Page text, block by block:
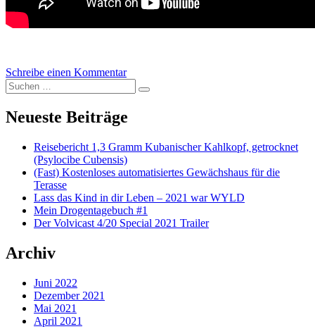
Schreibe einen Kommentarzu Volvicast 0014 | Bricht die Wirtschaft
bald zusammen? Wirtschaftselite
Suchen nach:
Suchen
Neueste Beiträge
Reisebericht 1,3 Gramm Kubanischer Kahlkopf, getrocknet
(Psylocibe Cubensis)
(Fast) Kostenloses automatisiertes Gewächshaus für die
Terasse
Lass das Kind in dir Leben – 2021 war WYLD
Mein Drogentagebuch #1
Der Volvicast 4/20 Special 2021 Trailer
Archiv
Juni 2022
Dezember 2021
Mai 2021
April 2021